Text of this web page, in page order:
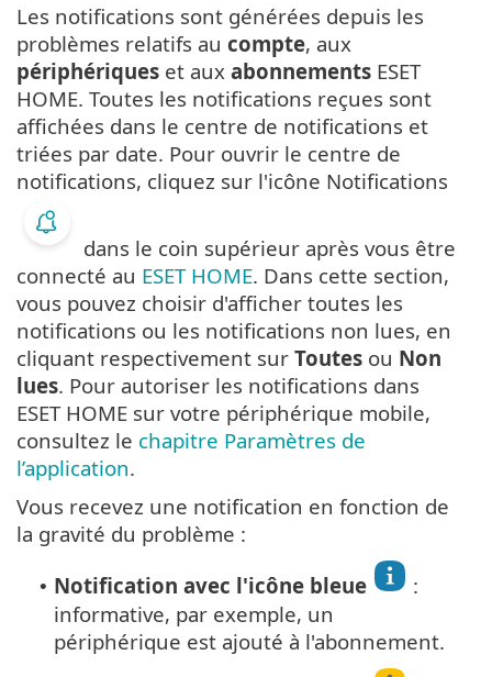
Les notifications sont générées depuis les
problèmes relatifs au compte, aux
périphériques et aux abonnements ESET
HOME. Toutes les notifications reçues sont
affichées dans le centre de notifications et
triées par date. Pour ouvrir le centre de
notifications, cliquez sur l'icône Notifications
dans le coin supérieur après vous être
connecté au ESET HOME. Dans cette section,
vous pouvez choisir d'afficher toutes les
notifications ou les notifications non lues, en
cliquant respectivement sur Toutes ou Non
lues. Pour autoriser les notifications dans
ESET HOME sur votre périphérique mobile,
consultez le chapitre Paramètres de
l’application.
Vous recevez une notification en fonction de
la gravité du problème :
• Notification avec l'icône bleue
:
informative, par exemple, un
périphérique est ajouté à l'abonnement.